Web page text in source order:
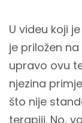
U videu koji
je priložen
upravo ovu
njezina
što nije
terapiji. No,